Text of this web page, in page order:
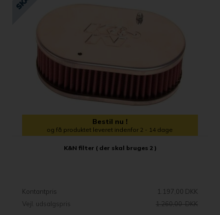
Bestil nu !
og få produktet leveret indenfor 2 - 14 dage
K&N filter ( der skal bruges 2 )
Kontantpris
1.197,00 DKK
Vejl. udsalgspris
1.260,00 DKK